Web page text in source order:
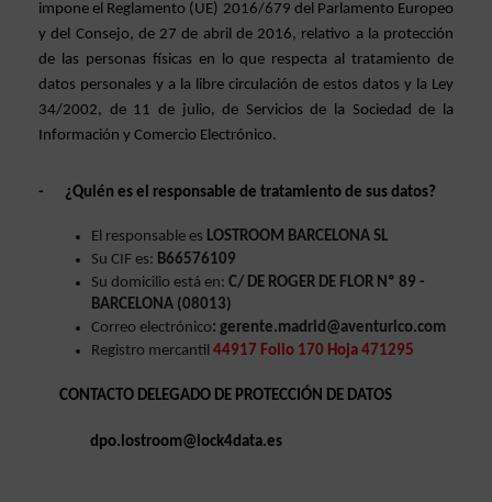
impone el Reglamento (UE) 2016/679 del Parlamento Europeo
y del Consejo, de 27 de abril de 2016, relativo a la protección
de las personas físicas en lo que respecta al tratamiento de
datos personales y a la libre circulación de estos datos y la Ley
34/2002, de 11 de julio, de Servicios de la Sociedad de la
Información y Comercio Electrónico.
- ¿Quién es el responsable de tratamiento de sus datos?
El responsable es LOSTROOM BARCELONA SL
Su CIF es: B66576109
Su domicilio está en: C/ DE ROGER DE FLOR Nº 89 -
BARCELONA (08013)
Correo electrónico: gerente.madrid@aventurico.com
Registro mercantil 44917 Folio 170 Hoja 471295
CONTACTO DELEGADO DE PROTECCIÓN DE DATOS
dpo.lostroom@lock4data.es